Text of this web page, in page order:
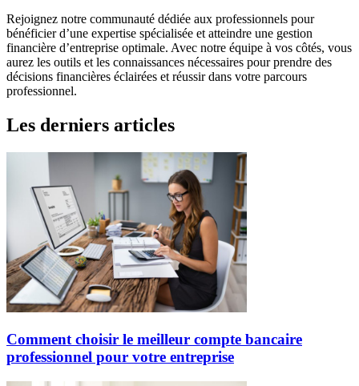
Rejoignez notre communauté dédiée aux professionnels pour
bénéficier d’une expertise spécialisée et atteindre une gestion
financière d’entreprise optimale. Avec notre équipe à vos côtés, vous
aurez les outils et les connaissances nécessaires pour prendre des
décisions financières éclairées et réussir dans votre parcours
professionnel.
Les derniers articles
Comment choisir le meilleur compte bancaire
professionnel pour votre entreprise